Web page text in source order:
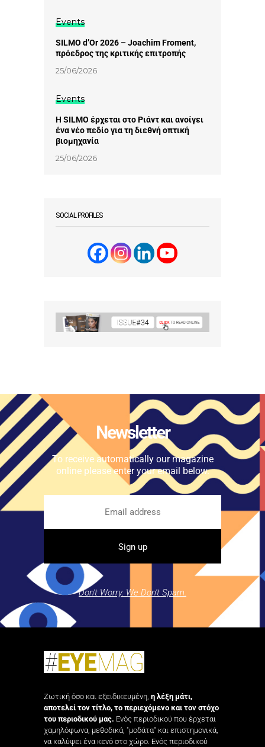
Events
SILMO d’Or 2026 – Joachim Froment,
πρόεδρος της κριτικής επιτροπής
25/06/2026
Events
Η SILMO έρχεται στο Ριάντ και ανοίγει
ένα νέο πεδίο για τη διεθνή οπτική
βιομηχανία
25/06/2026
SOCIAL PROFILES
Newsletter
To receive automatically our magazine
online please enter your email below.
Don't Worry. We Don't Spam.
Ζωτική όσο και εξειδικευμένη, η λέξη μάτι,
αποτελεί τον τίτλο, το περιεχόμενο και τον στόχο
του περιοδικού μας. Ενός περιοδικού που έρχεται
χαμηλόφωνα, μεθοδικά, "μοδάτα" και επιστημονικά,
να καλύψει ένα κενό στο χώρο. Ενός περιοδικού